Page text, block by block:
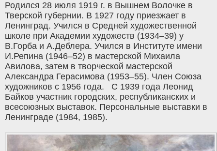
Родился 28 июля 1919 г. в Вышнем Волочке в
Тверской губернии. В 1927 году приезжает в
Ленинград. Учился в Средней художественной
школе при Академии художеств (1934–39) у
В.Горба и А.Деблера. Учился в Институте имени
И.Репина (1946–52) в мастерской Михаила
Авилова, затем в творческой мастерской
Александра Герасимова (1953–55). Член Союза
художников с 1956 года. С 1939 года Леонид
Байков участник городских, республиканских и
всесоюзных выставок. Персональные выставки в
Ленинграде (1984, 1985).